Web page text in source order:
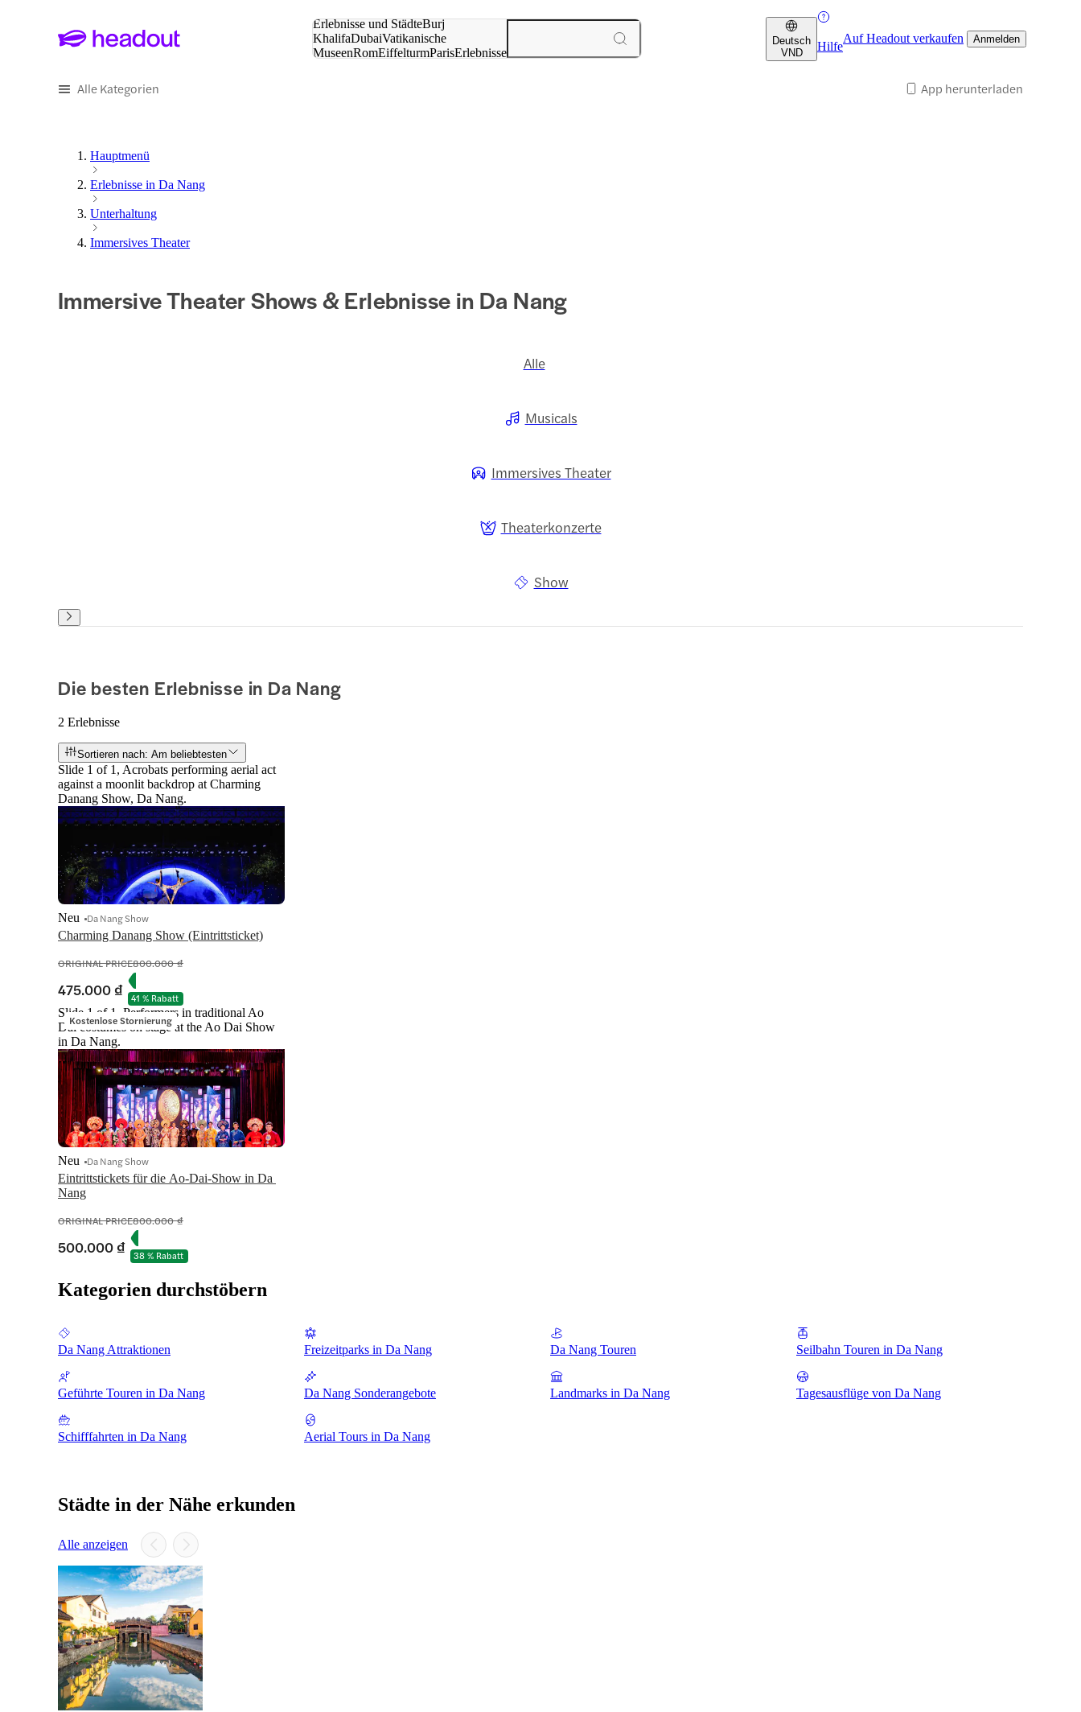
Erlebnisse und StädteBurj
KhalifaDubaiVatikanische
MuseenRomEiffelturmParisErlebnisse
Deutsch
VND
Hilfe
Auf Headout verkaufen Anmelden
Alle Kategorien App herunterladen
Hauptmenü
Erlebnisse in Da Nang
Unterhaltung
Immersives Theater
Immersive Theater Shows & Erlebnisse in Da Nang
Alle
Musicals
Immersives Theater
Theaterkonzerte
Show
Die besten Erlebnisse in Da Nang
2 Erlebnisse
Sortieren nach: Am beliebtesten
Slide 1 of 1, Acrobats performing aerial act
against a moonlit backdrop at Charming
Danang Show, Da Nang.
Charming Danang Show (Eintrittsticket)
Neu Da Nang Show
ORIGINAL PRICE800.000 ₫
475.000 ₫ 41 % Rabatt
Kostenlose Stornierung
Slide 1 of 1, Performers in traditional Ao
Dai costumes on stage at the Ao Dai Show
in Da Nang.
Eintrittstickets für die Ao-Dai-Show in Da
Nang
Neu Da Nang Show
ORIGINAL PRICE800.000 ₫
500.000 ₫ 38 % Rabatt
Kategorien durchstöbern
Da Nang Attraktionen Freizeitparks in Da Nang Da Nang Touren Seilbahn Touren in Da Nang
Geführte Touren in Da Nang Da Nang Sonderangebote Landmarks in Da Nang Tagesausflüge von Da Nang
Schifffahrten in Da Nang Aerial Tours in Da Nang
Städte in der Nähe erkunden
Alle anzeigen